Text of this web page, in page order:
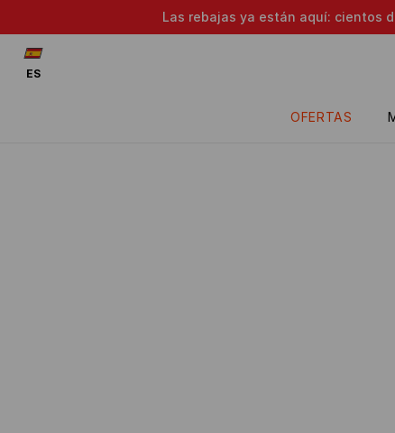
Las rebajas ya están aquí: cientos
OFERTAS
ES